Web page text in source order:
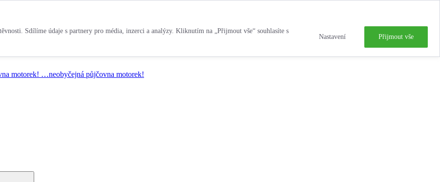
Sdílíme údaje s partnery pro média, inzerci a analýzy. Kliknutím na „Přijmout vše“ souhlasíte s
Nastavení Přijmout vše
motorek! …neobyčejná půjčovna motorek!